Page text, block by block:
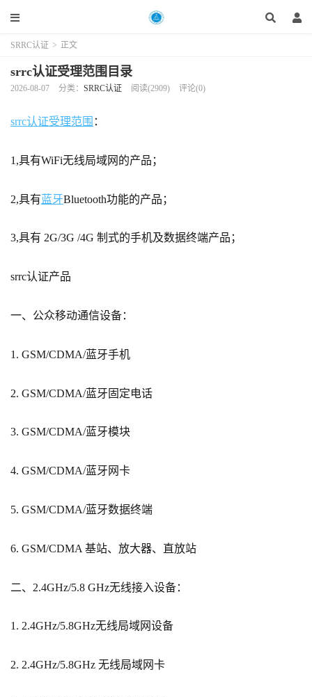
SRRC认证 > 正文
srrc认证受理范围目录
2026-08-07 分类： SRRC认证 阅读(2909) 评论(0)
srrc认证受理范围 ：
1,具有WiFi无线局域网的产品；
2,具有蓝牙Bluetooth功能的产品；
3,具有 2G/3G /4G 制式的手机及数据终端产品；
srrc认证产品
一、公众移动通信设备：
1. GSM/CDMA/蓝牙手机
2. GSM/CDMA/蓝牙固定电话
3. GSM/CDMA/蓝牙模块
4. GSM/CDMA/蓝牙网卡
5. GSM/CDMA/蓝牙数据终端
6. GSM/CDMA 基站、放大器、直放站
二、2.4GHz/5.8 GHz无线接入设备：
1. 2.4GHz/5.8GHz无线局域网设备
2. 2.4GHz/5.8GHz 无线局域网卡